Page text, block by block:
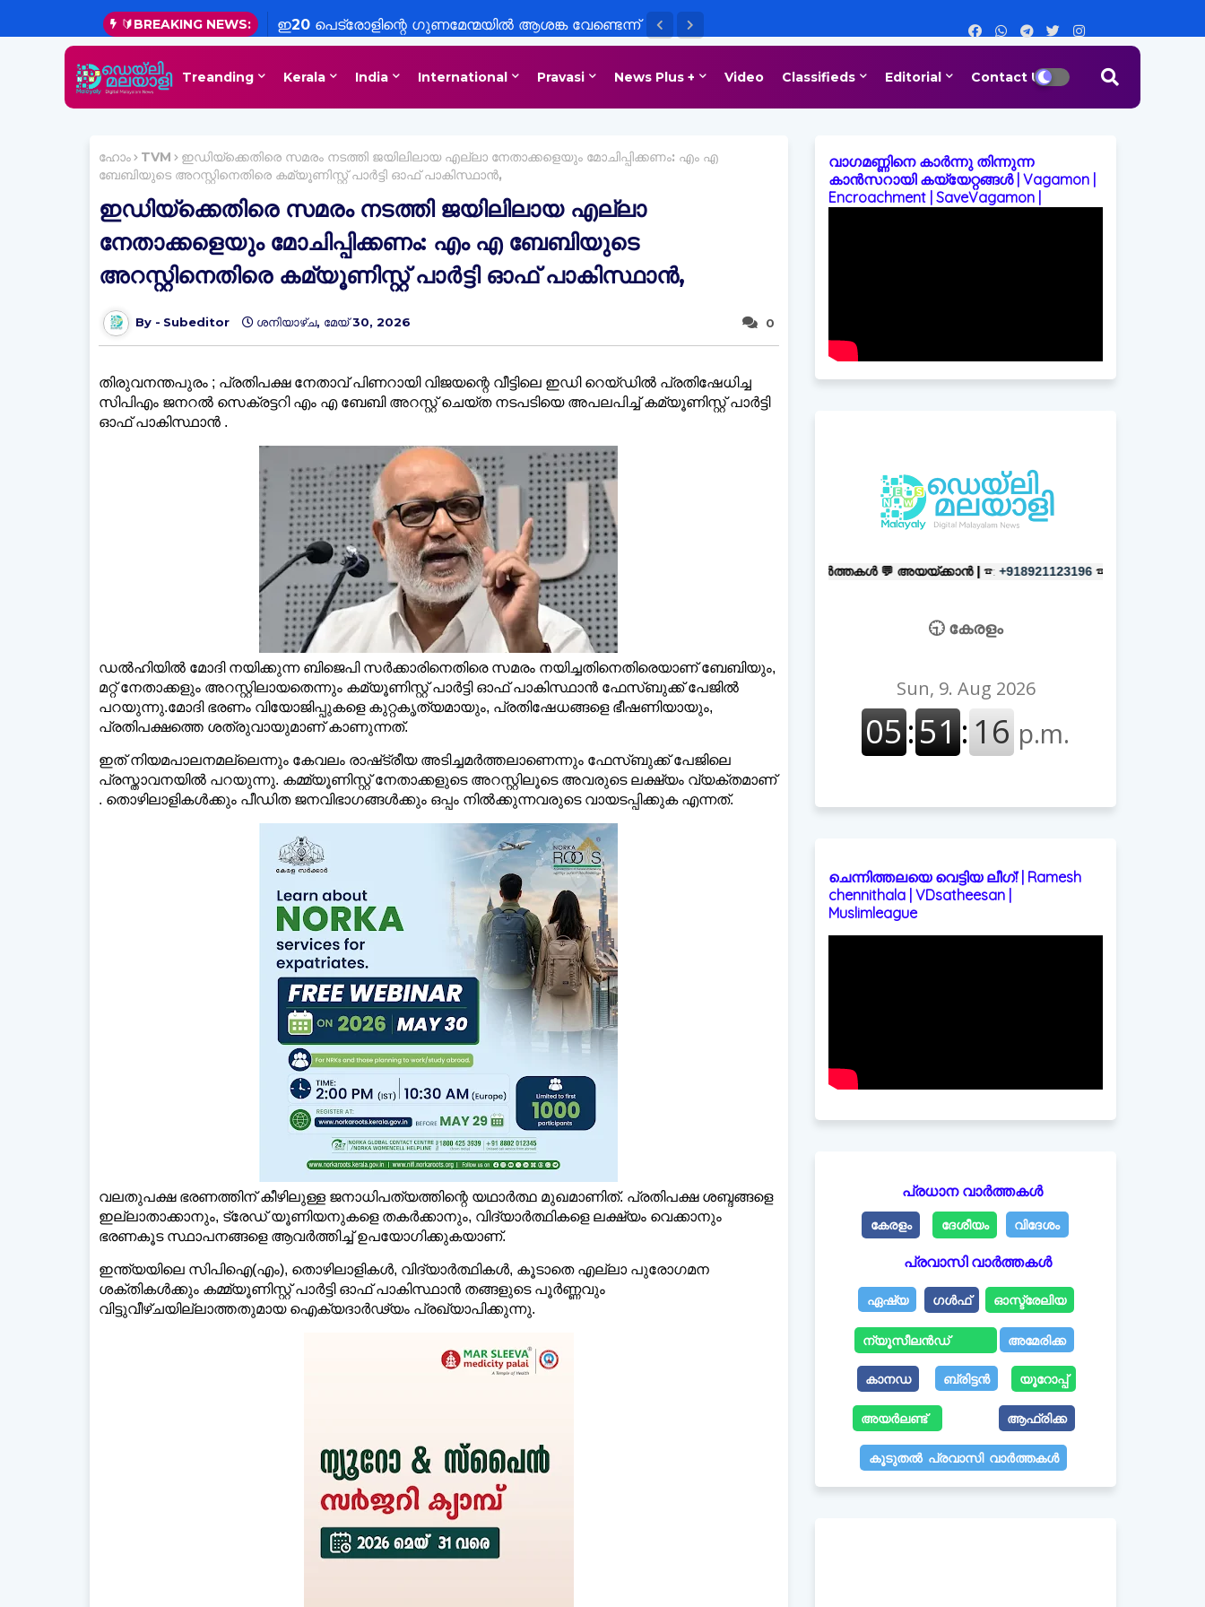
🔰BREAKING NEWS:
ഇ20 പെട്രോളിന്റെ ഗുണമേന്മയിൽ ആശങ്ക വേണ്ടെന്ന്
എണ്ണക്കമ്പനികൾ; ചട്ടങ്ങൾ പാലിക്കുന്നുണ്ടെന്ന്
വ്യക്തമാക്കി സംയുക്ത പ്രസ്താവന
Treanding Kerala India International Pravasi News Plus + Video Classifieds Editorial Contact Us
ഹോം TVM
ഇഡിയ്‌ക്കെതിരെ സമരം നടത്തി ജയിലിലായ എല്ലാ നേതാക്കളെയും മോചിപ്പിക്കണം: എം എ
ബേബിയുടെ അറസ്റ്റിനെതിരെ കമ്യൂണിസ്റ്റ് പാര്‍ട്ടി ഓഫ് പാകിസ്ഥാൻ,
ഇഡിയ്‌ക്കെതിരെ സമരം നടത്തി ജയിലിലായ എല്ലാ
നേതാക്കളെയും മോചിപ്പിക്കണം: എം എ ബേബിയുടെ
അറസ്റ്റിനെതിരെ കമ്യൂണിസ്റ്റ് പാര്‍ട്ടി ഓഫ് പാകിസ്ഥാൻ,
0
Subeditor ശനിയാഴ്‌ച, മേയ് 30, 2026
തിരുവനന്തപുരം ; പ്രതിപക്ഷ നേതാവ് പിണറായി വിജയന്റെ വീട്ടിലെ ഇഡി റെയ്ഡില്‍ പ്രതിഷേധിച്ച
സിപിഎം ജനറല്‍ സെക്രട്ടറി എം എ ബേബി അറസ്റ്റ് ചെയ്ത നടപടിയെ അപലപിച്ച്‌ കമ്യൂണിസ്റ്റ് പാർട്ടി
ഓഫ് പാകിസ്ഥാൻ .
ഡല്‍ഹിയില്‍ മോദി നയിക്കുന്ന ബിജെപി സർക്കാരിനെതിരെ സമരം നയിച്ചതിനെതിരെയാണ് ബേബിയും,
മറ്റ് നേതാക്കളും അറസ്റ്റിലായതെന്നും കമ്യൂണിസ്റ്റ് പാർട്ടി ഓഫ് പാകിസ്ഥാൻ ഫേസ്ബുക്ക് പേജില്‍
പറയുന്നു.മോദി ഭരണം വിയോജിപ്പുകളെ കുറ്റകൃത്യമായും, പ്രതിഷേധങ്ങളെ ഭീഷണിയായും,
പ്രതിപക്ഷത്തെ ശത്രുവായുമാണ് കാണുന്നത്.
ഇത് നിയമപാലനമല്ലെന്നും കേവലം രാഷ്‌ട്രീയ അടിച്ചമർ‌ത്തലാണെന്നും ഫേസ്ബുക്ക് പേജിലെ
പ്രസ്താവനയില്‍ പറയുന്നു. കമ്മ്യൂണിസ്റ്റ് നേതാക്കളുടെ അറസ്റ്റിലൂടെ അവരുടെ ലക്ഷ്യം വ്യക്തമാണ്
. തൊഴിലാളികള്‍ക്കും പീഡിത ജനവിഭാഗങ്ങള്‍ക്കും ഒപ്പം നില്‍ക്കുന്നവരുടെ വായടപ്പിക്കുക എന്നത്.
വലതുപക്ഷ ഭരണത്തിന് കീഴിലുള്ള ജനാധിപത്യത്തിന്റെ യഥാർത്ഥ മുഖമാണിത്. പ്രതിപക്ഷ ശബ്ദങ്ങളെ
ഇല്ലാതാക്കാനും, ട്രേഡ് യൂണിയനുകളെ തകർക്കാനും, വിദ്യാർത്ഥികളെ ലക്ഷ്യം വെക്കാനും
ഭരണകൂട സ്ഥാപനങ്ങളെ ആവർത്തിച്ച്‌ ഉപയോഗിക്കുകയാണ്.
ഇന്ത്യയിലെ സിപിഐ(എം), തൊഴിലാളികള്‍, വിദ്യാർത്ഥികള്‍, കൂടാതെ എല്ലാ പുരോഗമന
ശക്തികള്‍ക്കും കമ്മ്യൂണിസ്റ്റ് പാർട്ടി ഓഫ് പാകിസ്ഥാൻ തങ്ങളുടെ പൂർണ്ണവും
വിട്ടുവീഴ്ചയില്ലാത്തതുമായ ഐക്യദാർഢ്യം പ്രഖ്യാപിക്കുന്നു.
വാഗമണ്ണിനെ കാർന്നു തിന്നുന്ന
കാൻസറായി കയ്യേറ്റങ്ങൾ | Vagamon |
Encroachment | SaveVagamon |
ഡെയ്‌ലി മലയാളി ന്യൂസ്, www.dailymalayaly.com അയയ്ക്കാൻ | ☎: +918921123196 ☎ +918606657037
🕤 കേരളം
ചെന്നിത്തലയെ വെട്ടിയ ലീഗ്! | Ramesh
chennithala | VDsatheesan |
Muslimleague
പ്രധാന വാർത്തകൾ
കേരളം ദേശീയം വിദേശം
പ്രവാസി വാർത്തകൾ
ഏഷ്യ ഗൾഫ് ഓസ്ട്രേലിയ
ന്യൂസീലൻഡ് അമേരിക്ക
കാനഡ ബ്രിട്ടൻ യൂറോപ്പ്
അയർലണ്ട് ആഫ്രിക്ക
കൂടുതൽ പ്രവാസി വാർത്തകൾ